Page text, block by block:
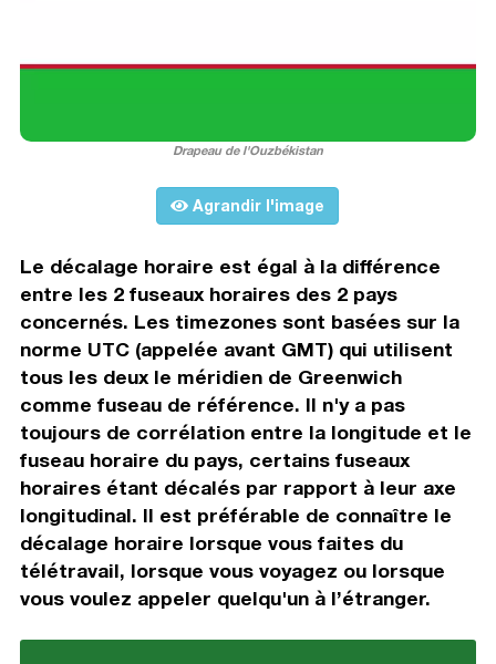
Drapeau de l'Ouzbékistan
Agrandir l'image
Le décalage horaire est égal à la différence
entre les 2 fuseaux horaires des 2 pays
concernés. Les timezones sont basées sur la
norme UTC (appelée avant GMT) qui utilisent
tous les deux le méridien de Greenwich
comme fuseau de référence. Il n'y a pas
toujours de corrélation entre la longitude et le
fuseau horaire du pays, certains fuseaux
horaires étant décalés par rapport à leur axe
longitudinal. Il est préférable de connaître le
décalage horaire lorsque vous faites du
télétravail, lorsque vous voyagez ou lorsque
vous voulez appeler quelqu'un à l’étranger.